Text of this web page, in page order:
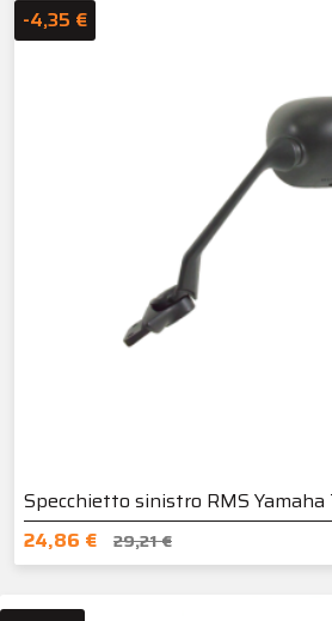
Specchietto sinistro RMS Yamaha
24,86 €
29,21 €
-4,35 €